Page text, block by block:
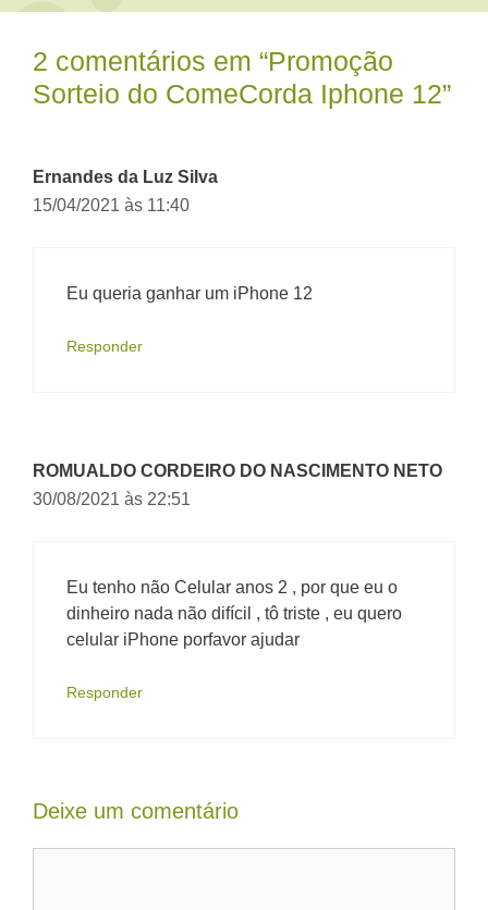
2 comentários em “Promoção
Sorteio do ComeCorda Iphone 12”
Ernandes da Luz Silva
15/04/2021 às 11:40
Eu queria ganhar um iPhone 12
Responder
ROMUALDO CORDEIRO DO NASCIMENTO NETO
30/08/2021 às 22:51
Eu tenho não Celular anos 2 , por que eu o
dinheiro nada não difícil , tô triste , eu quero
celular iPhone porfavor ajudar
Responder
Deixe um comentário